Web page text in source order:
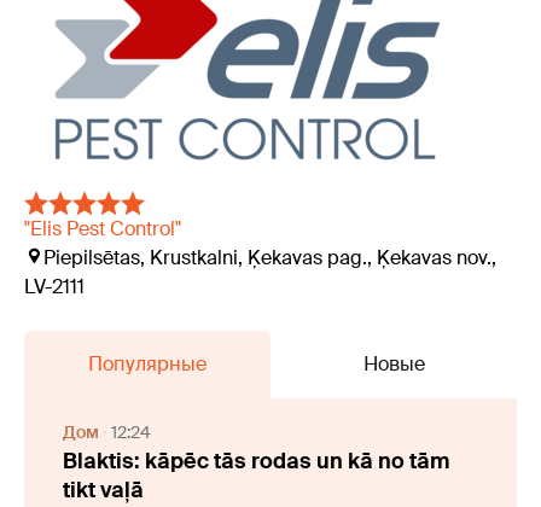
"Elis Pest Control"
Piepilsētas, Krustkalni, Ķekavas pag., Ķekavas nov.,
LV-2111
Популярные Новые
Дом 12:24
Blaktis: kāpēc tās rodas un kā no tām
tikt vaļā